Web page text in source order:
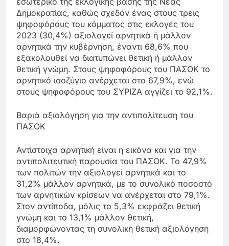
Δημοκρατίας, καθώς σχεδόν ένας στους τρεις
ψηφοφόρους του κόμματος στις εκλογές του
2023 (30,4%) αξιολογεί αρνητικά ή μάλλον
αρνητικά την κυβέρνηση, έναντι 68,6% που
εξακολουθεί να διατυπώνει θετική ή μάλλον
θετική γνώμη. Στους ψηφοφόρους του ΠΑΣΟΚ το
αρνητικό ισοζύγιο ανέρχεται στο 67,9%, ενώ
στους ψηφοφόρους του ΣΥΡΙΖΑ αγγίζει το 92,1%.
Βαριά αξιολόγηση για την αντιπολίτευση του
ΠΑΣΟΚ
Αντίστοιχα αρνητική είναι η εικόνα και για την
αντιπολιτευτική παρουσία του ΠΑΣΟΚ. Το 47,9%
των πολιτών την αξιολογεί αρνητικά και το
31,2% μάλλον αρνητικά, με το συνολικό ποσοστό
των αρνητικών κρίσεων να ανέρχεται στο 79,1%.
Στον αντίποδα, μόλις το 5,3% εκφράζει θετική
γνώμη και το 13,1% μάλλον θετική,
διαμορφώνοντας τη συνολική θετική αξιολόγηση
στο 18,4%.